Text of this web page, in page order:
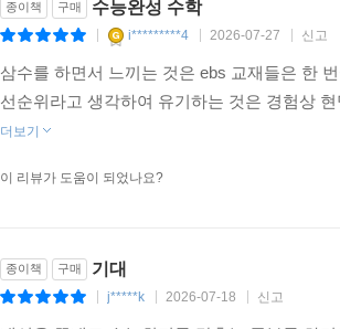
종이책 구매 수능완성 수학
i*********4 2026-07-27 신고
삼수를 하면서 느끼는 것은 ebs 교재들은 한
선순위라고 생각하여 유기하는 것은 경험상
더보기
이 리뷰가 도움이 되었나요?
종이책 구매 기대
j*****k 2026-07-18 신고